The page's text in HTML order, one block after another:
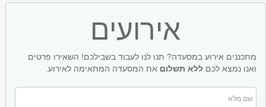
אירועים
מתכננים אירוע במסעדה? תנו לנו לעבוד בשבילכם! השאירו פרטים
ואנו נמצא לכם ללא תשלום את המסעדה המתאימה לאירוע.